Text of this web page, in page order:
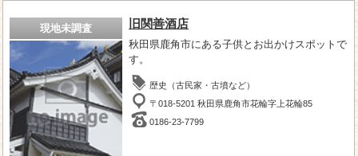
現地未調査 旧関善酒店
秋田県鹿角市にある子供とお出かけスポットで
す。
歴史（古民家・古墳など）
〒018-5201 秋田県鹿角市花輪字上花輪85
0186-23-7799